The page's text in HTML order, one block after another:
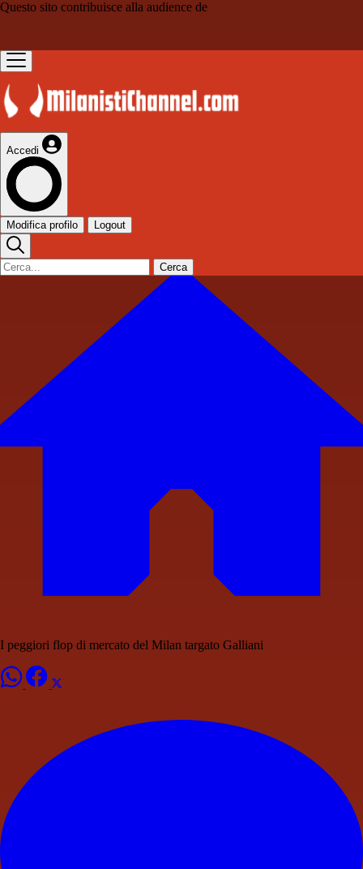
Questo sito contribuisce alla audience de
Accedi
Modifica profilo Logout
Cerca
I peggiori flop di mercato del Milan targato Galliani